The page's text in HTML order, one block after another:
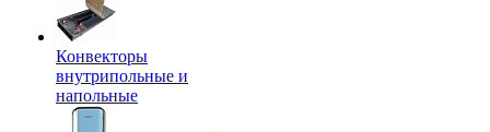
Конвекторы
внутрипольные и
напольные